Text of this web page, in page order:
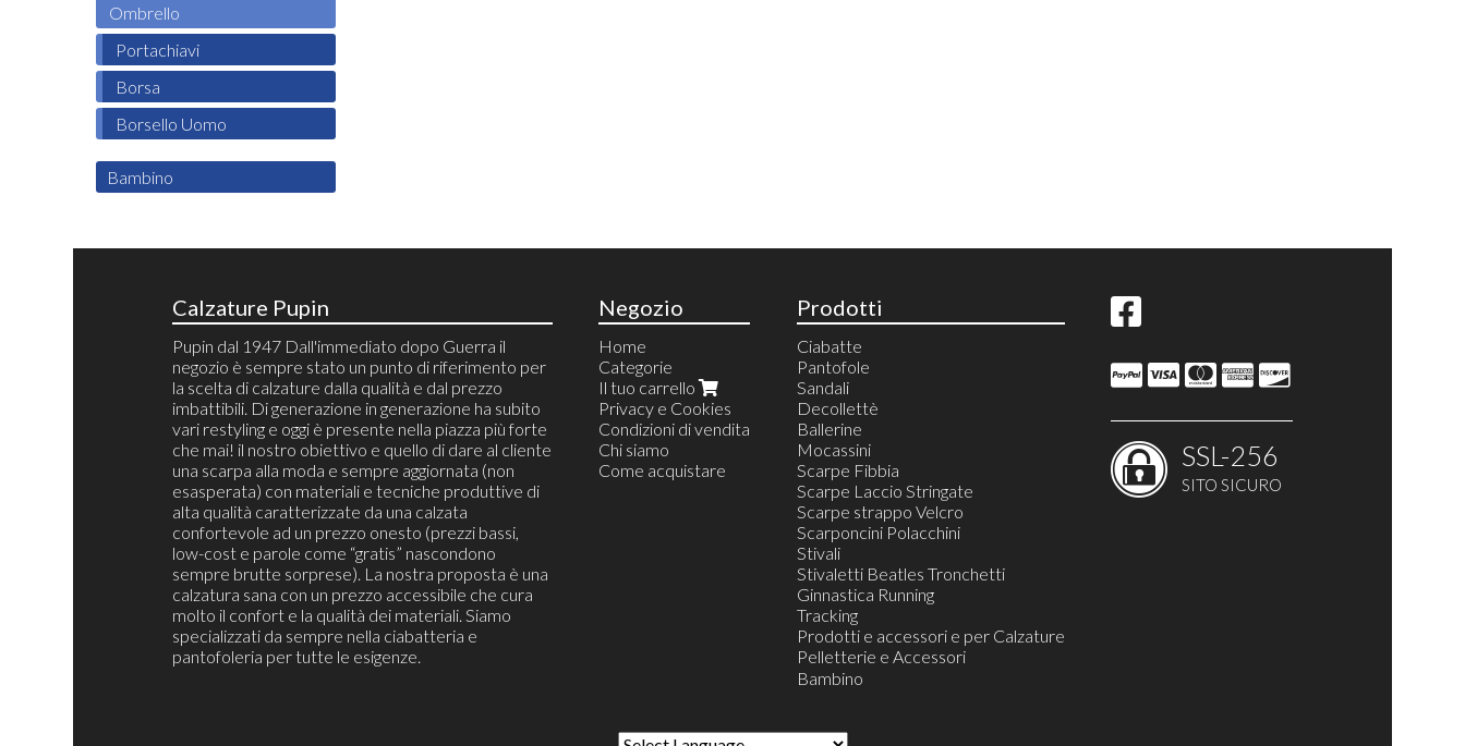
Ombrello
Portachiavi
Borsa
Borsello Uomo
Bambino
Calzature Pupin
Pupin dal 1947 Dall'immediato dopo Guerra il
negozio è sempre stato un punto di riferimento per
la scelta di calzature dalla qualità e dal prezzo
imbattibili. Di generazione in generazione ha subito
vari restyling e oggi è presente nella piazza più forte
che mai! il nostro obiettivo e quello di dare al cliente
una scarpa alla moda e sempre aggiornata (non
esasperata) con materiali e tecniche produttive di
alta qualità caratterizzate da una calzata
confortevole ad un prezzo onesto (prezzi bassi,
low-cost e parole come “gratis” nascondono
sempre brutte sorprese). La nostra proposta è una
calzatura sana con un prezzo accessibile che cura
molto il confort e la qualità dei materiali. Siamo
specializzati da sempre nella ciabatteria e
pantofoleria per tutte le esigenze.
Negozio
Home
Categorie
Il tuo carrello
Privacy e Cookies
Condizioni di vendita
Chi siamo
Come acquistare
Prodotti
Ciabatte
Pantofole
Sandali
Decollettè
Ballerine
Mocassini
Scarpe Fibbia
Scarpe Laccio Stringate
Scarpe strappo Velcro
Scarponcini Polacchini
Stivali
Stivaletti Beatles Tronchetti
Ginnastica Running
Tracking
Prodotti e accessori e per Calzature
Pelletterie e Accessori
Calze e Calzini
Valigie
Bambino
SSL-256
SITO SICURO